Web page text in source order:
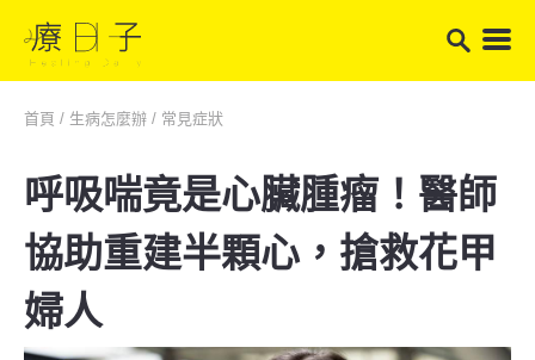
首頁 / 生病怎麼辦 / 常見症狀
呼吸喘竟是心臟腫瘤！醫師
協助重建半顆心，搶救花甲
婦人